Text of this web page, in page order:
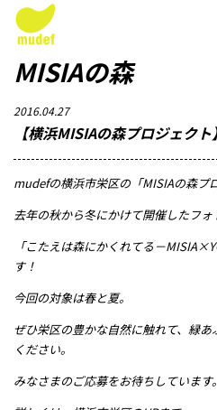
ABOUT mudef（
団体概
PROJECTS &
PROGRESS
MISIAの森
2016.04.27
【横浜MISIAの森プロジェク
mudefの横浜市栄区の「MISIAの森プ
去年の秋から冬にかけて開催したフォ
「こたえは森にかくれてる－
す！
今回の対象は春と夏。
ぜひ栄区の豊かな自然に触れて、緑
ください。
みなさまのご応募をお待ちしています。